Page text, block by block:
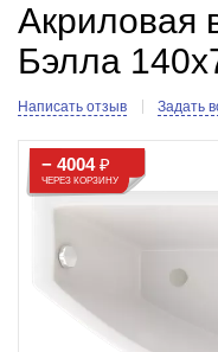
Акриловая
Бэлла
Написать отзыв Задать
− 4004₽
ЧЕРЕЗ КОРЗИНУ